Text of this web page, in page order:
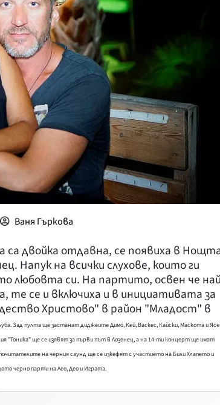
КРИМИ
ВЯРА
ОБЯВИ
ВОЙНАТА В
ВРЕМЕТО
Ваня Гъркова
са двойка отдавна, се появиха в
Напук на всички слухове, които ги
любовта си. На партито, освен че
те се и включиха и в инициативата за
Христово" в район "Младост" в
Зад пулта ще застанат диджеите Димо, Кей, Васкес, Кайски, Маскота и
"Тоника" ще се изявят за първи път в Лозенец, а на 14-ти концерт ще имат
на черния саунд ще се изкефят с участието на Били Хлапето и
черно парти на Лео, Део и Играта.